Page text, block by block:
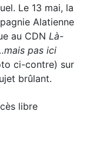
Le 13 mai, la
Alatienne
au CDN Là-
pas ici
ci-contre) sur
brûlant.
libre